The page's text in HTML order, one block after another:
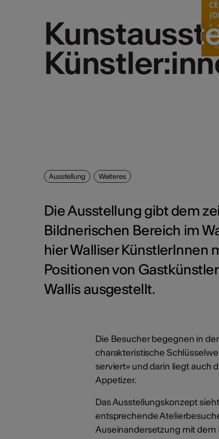
Ausstellung Weiteres
Die Ausstellung gibt dem
Bildnerischen Bereich im
hier Walliser KünstlerInnen
Positionen von
Wallis ausgestellt.
Die Besucher begegnen in
charakteristische
serviert» und darin liegt auch
Appetizer.
Das Ausstellungskonzept
entsprechende
Auseinandersetzung mit dem